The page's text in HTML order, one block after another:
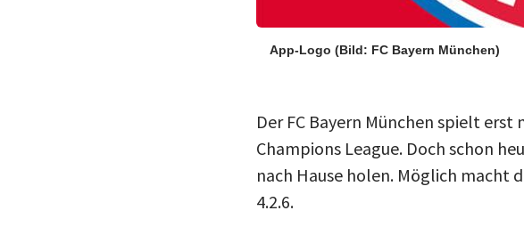
App-Logo (Bild: FC Bayern München)
Der FC Bayern München spielt
Champions League. Doch schon
nach Hause holen. Möglich macht
4.2.6.